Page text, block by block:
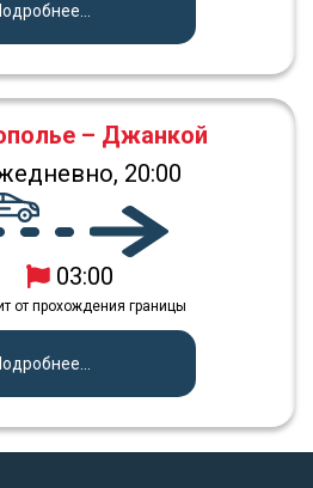
– Джанкой
20:00
03:00
от прохождения границы